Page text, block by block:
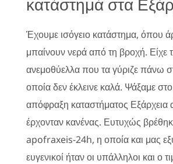
Έχουμε ισόγειο κατάστημα, όπου
μπαίνουν νερά από τη βροχή. Είχε
ανεμοθύελλα που τα γύριζε πάνω
οποία δεν έκλεινε καλά. Ψάξαμε στο
απόφραξη καταστήματος Εξάρχεια
έρχονταν κανένας. Ευτυχώς
apofraxeis-24h, η οποία και μας
ευγενικοί ήταν οι υπάλληλοι και ο